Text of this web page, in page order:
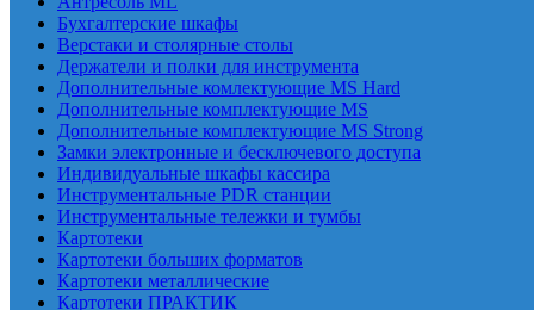
Бухгалтерские шкафы
Верстаки и столярные столы
Держатели и полки для инструмента
Дополнительные комлектующие MS Hard
Дополнительные комплектующие MS
Дополнительные комплектующие MS Strong
Замки электронные и бесключевого доступа
Индивидуальные шкафы кассира
Инструментальные PDR станции
Инструментальные тележки и тумбы
Картотеки
Картотеки больших форматов
Картотеки металлические
Картотеки ПРАКТИК